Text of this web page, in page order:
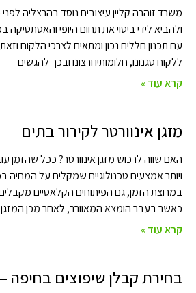
ולהביא לידי ביטוי את תחום היופי
עם תכנון חללים נכון ומתאים לצרכי הלקוח
ללקוח סגנונו, חלומותיו ורצונו ובכך להגשים
קרא עוד »
מזגן אינוורטר לקירור בתים
האם שווה לרכוש מזגן אינוורטר? ככל שהזמן
ויותר אמצעים טכנולוגיים שמקלים על המחיה
במרוצת הזמן, גם הפיתוחים הקלאסיים
כאשר בעבר הומצא המאוורר, לאחר מכן המזגן
קרא עוד »
בחירת קבלן שיפוצים בחיפה